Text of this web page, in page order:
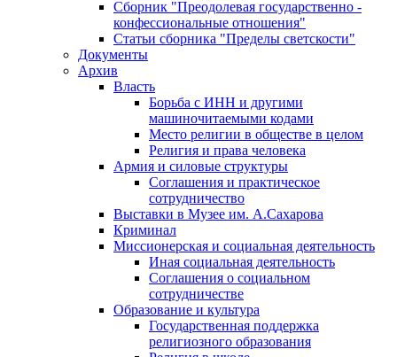
Сборник "Преодолевая государственно -
конфессиональные отношения"
Статьи сборника "Пределы светскости"
Документы
Архив
Власть
Борьба с ИНН и другими
машиночитаемыми кодами
Место религии в обществе в целом
Религия и права человека
Армия и силовые структуры
Соглашения и практическое
сотрудничество
Выставки в Музее им. А.Сахарова
Криминал
Миссионерская и социальная деятельность
Иная социальная деятельность
Соглашения о социальном
сотрудничестве
Образование и культура
Государственная поддержка
религиозного образования